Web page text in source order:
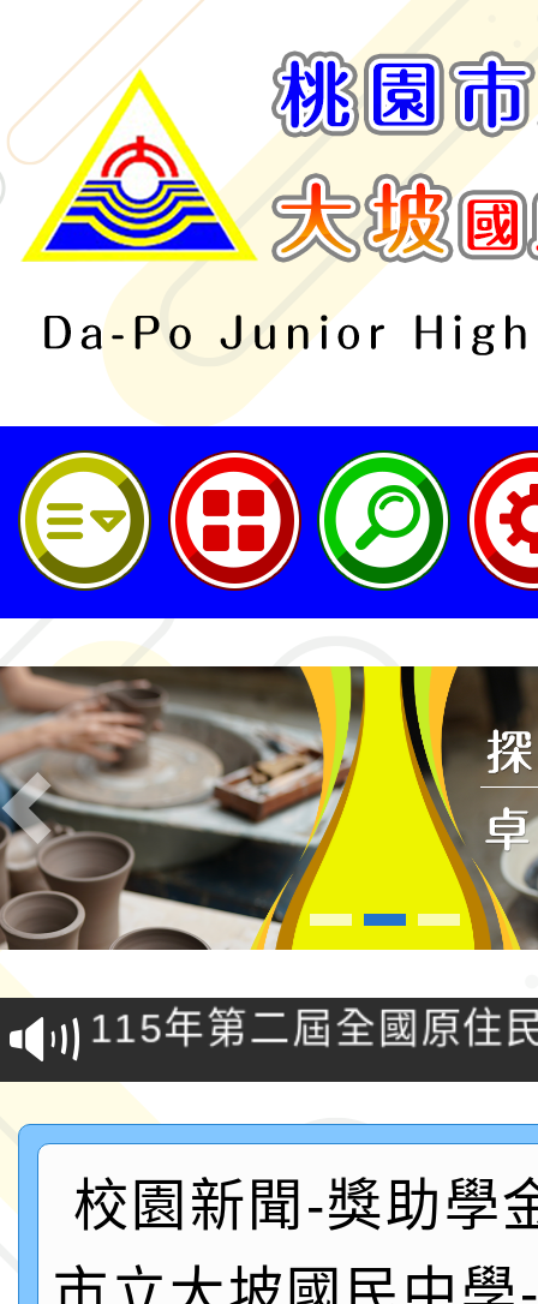
桃園市立大坡國民中學
Previous
轉知桃園市政府交通局
共運輸服務，鼓勵民眾
桃「我的減碳存摺2.0
案，詳如說明，請參閱
115年第二屆全國原住
2026年新北亞洲盃暨
鐵人三項錦標賽
桃園市115學年度學生
「2026年『王牌愛／
運動系列徵選頒獎典禮
2026城鎮韌性防空演習
校園新聞-獎助學